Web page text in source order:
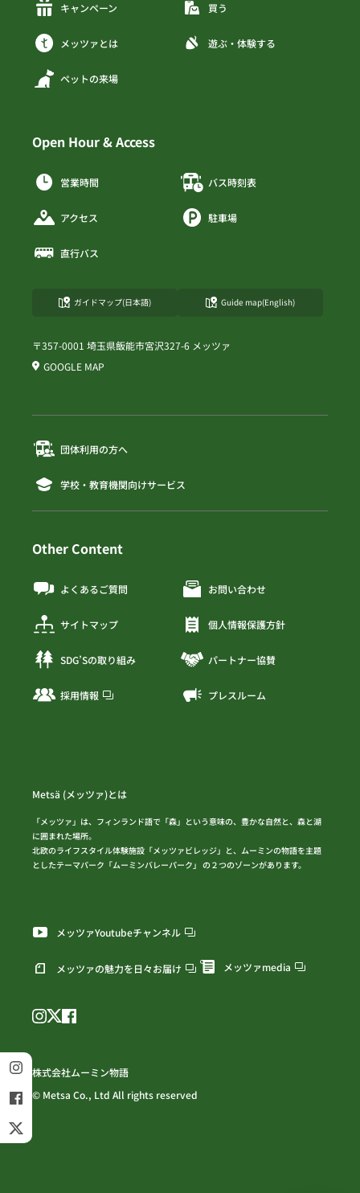
キャンペーン
メッツァとは
ペットの来場
買う
遊ぶ・体験する
Open Hour & Access
営業時間
アクセス
直行バス
バス時刻表
駐車場
ガイドマップ(日本語) Guide map(English)
〒357-0001 埼玉県飯能市宮沢327-6 メッツァ
GOOGLE MAP
団体利用の方へ
学校・教育機関向けサービス
Other Content
よくあるご質問
サイトマップ
SDG’Sの取り組み
採用情報
お問い合わせ
個人情報保護方針
パートナー協賛
プレスルーム
Metsä (メッツァ)とは
「メッツァ」は、フィンランド語で「森」という意味の、豊かな自然と、森と湖
に囲まれた場所。
北欧のライフスタイル体験施設「メッツァビレッジ」と、ムーミンの物語を主題
としたテーマパーク「ムーミンバレーパーク」 の２つのゾーンがあります。
メッツァYoutubeチャンネル
メッツァの魅力を日々お届け メッツァmedia
株式会社ムーミン物語
© Metsa Co., Ltd All rights reserved